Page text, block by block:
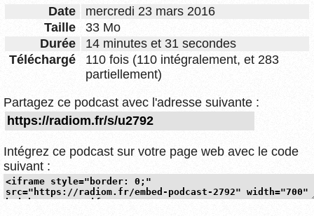
Date
mercredi 23 mars 2016
Taille
33 Mo
Durée
14 minutes et 31 secondes
Téléchargé
110 fois (110 intégralement, et 283
partiellement)
Partagez ce podcast avec l'adresse suivante :
Intégrez ce podcast sur votre page web avec le code
suivant :